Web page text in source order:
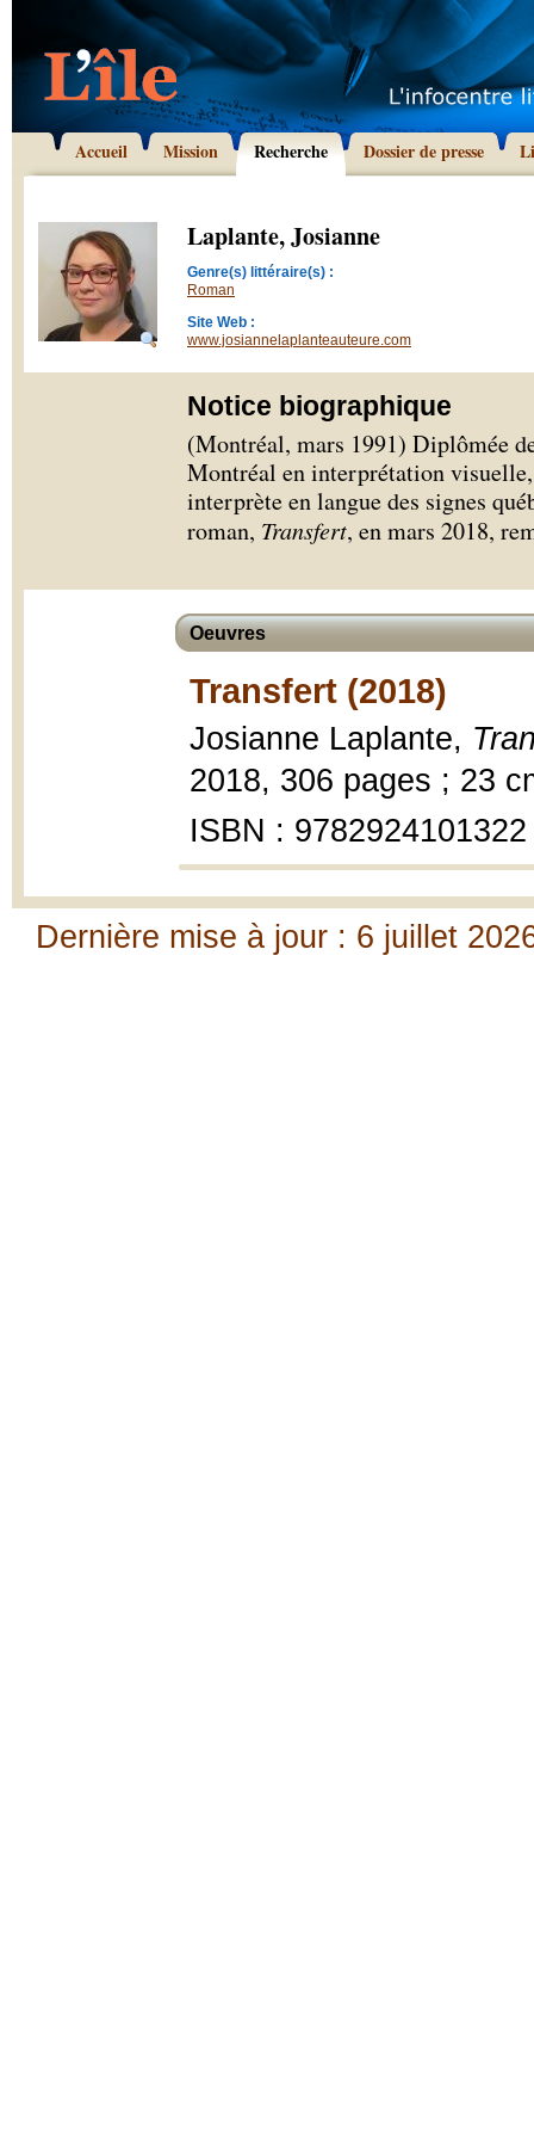
Accueil Mission Recherche Dossier de presse
Laplante, Josianne
Genre(s) littéraire(s) :
Roman
Site Web :
www.josiannelaplanteauteure.com
Notice biographique
(Montréal, mars 1991) Diplômée
Montréal en interprétation
interprète en langue des signes
roman, Transfert, en mars 2018,
Oeuvres
Transfert (2018)
Josianne Laplante,
2018, 306 pages ; 23
ISBN : 9782924101322
Dernière mise à jour : 6 juillet